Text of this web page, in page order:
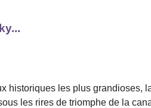
historiques les plus grandioses,
les rires de triomphe de la